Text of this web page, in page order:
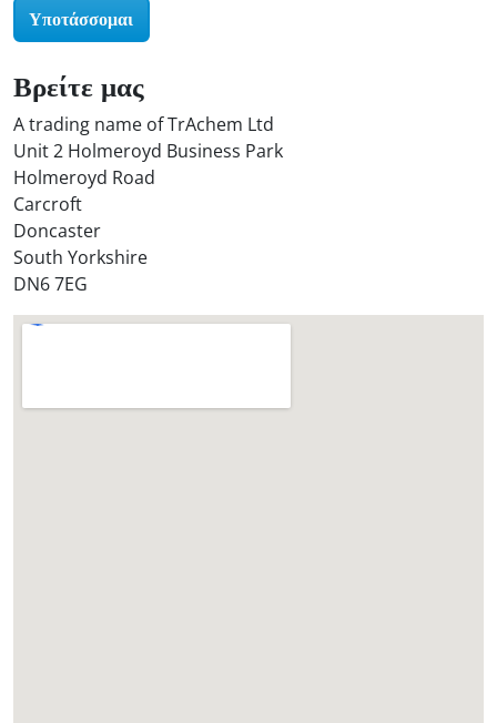
Υποτάσσομαι
Βρείτε μας
A trading name of TrAchem Ltd
Unit 2 Holmeroyd Business Park
Holmeroyd Road
Carcroft
Doncaster
South Yorkshire
DN6 7EG